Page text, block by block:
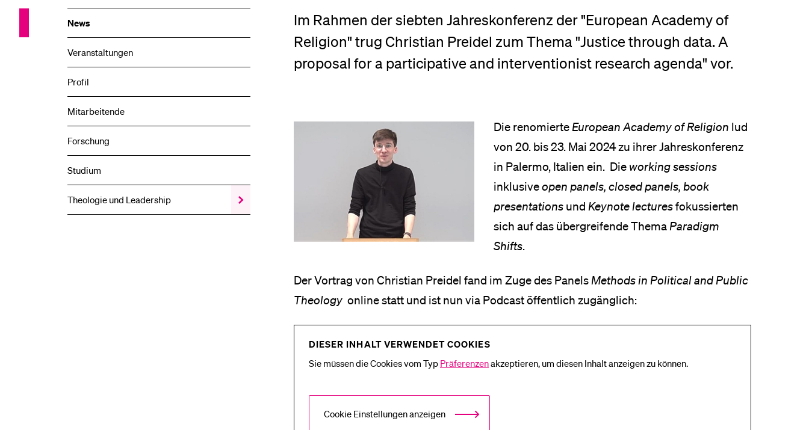
News
Veranstaltungen
Profil
Mitarbeitende
Forschung
Studium
Theologie und Leadership
Zeige
das
Im Rahmen der siebten Jahreskonferenz der "European Academy of
Religion" trug Christian Preidel zum Thema "Justice through data. A
proposal for a participative and interventionist research agenda" vor.
Die renomierte European Academy of Religion lud
von 20. bis 23. Mai 2024 zu ihrer Jahreskonferenz
in Palermo, Italien ein. Die working sessions
inklusiveopen panels, closed panels, book
presentations und Keynote lecturesfokussierten
sich auf das übergreifende Thema Paradigm
Shifts.
Der Vortrag von Christian Preidel fand im Zuge des Panels Methods in Political and Public
Theology online statt und ist nun via Podcast öffentlich zugänglich:
DIESER INHALT VERWENDET COOKIES
Sie müssen die Cookies vom Typ Präferenzenakzeptieren, um diesen Inhalt anzeigen zu können.
Cookie Einstellungen anzeigen
Forschende
Mitarbeitende
Alumni
Stellensuchende
Förderer
Medien
Menuplan Mensa